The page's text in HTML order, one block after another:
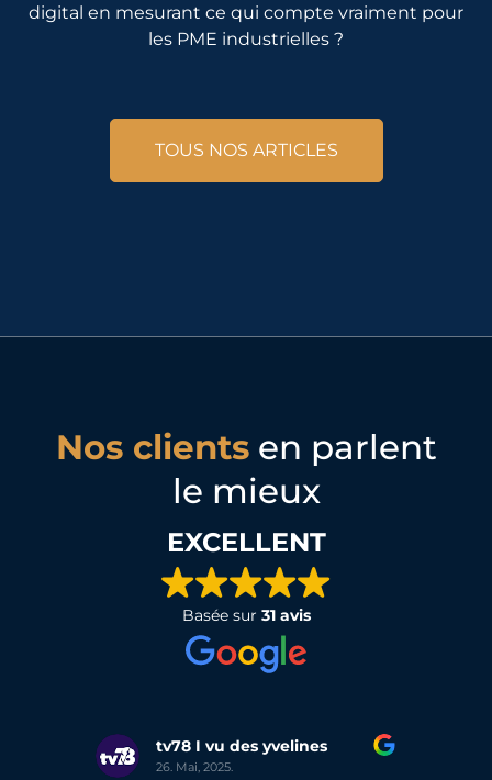
digital en mesurant ce qui compte vraiment pour
les PME industrielles ?
TOUS NOS ARTICLES
Nos clients en parlent
le mieux
EXCELLENT
Basée sur 31 avis
tv78 I vu des yvelines
26. Mai, 2025.